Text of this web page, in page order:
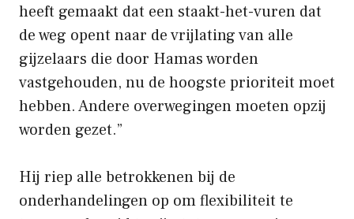
heeft gemaakt dat een staakt-het-vuren dat
de weg opent naar de vrijlating van alle
gijzelaars die door Hamas worden
vastgehouden, nu de hoogste prioriteit moet
hebben. Andere overwegingen moeten opzij
worden gezet.”
Hij riep alle betrokkenen bij de
onderhandelingen op om flexibiliteit te